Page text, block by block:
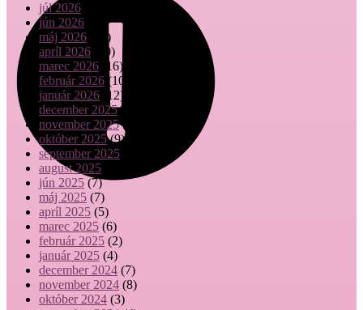
júl 2026
jún 2026
máj 2026 (15)
apríl 2026 (10)
marec 2026 (16)
február 2026 (10)
január 2026 (12)
december 2025(7)
november 2025(8)
október 2025(9)
september 2025
august 2025
jún 2025 (7)
máj 2025 (7)
apríl 2025 (5)
marec 2025 (6)
február 2025 (2)
január 2025 (4)
december 2024 (7)
november 2024 (8)
október 2024 (3)